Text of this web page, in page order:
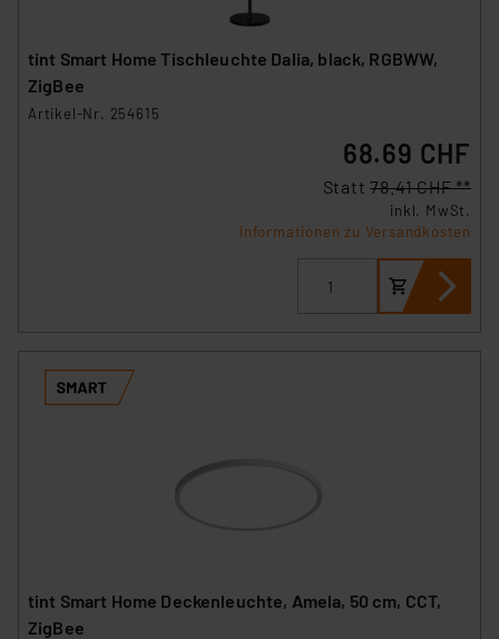
tint Smart Home Tischleuchte Dalia, black, RGBWW,
ZigBee
Artikel-Nr. 254615
68.69 CHF
Statt78.41 CHF **
inkl. MwSt.
Informationen zu Versandkosten
tint Smart Home Deckenleuchte, Amela, 50 cm, CCT,
ZigBee